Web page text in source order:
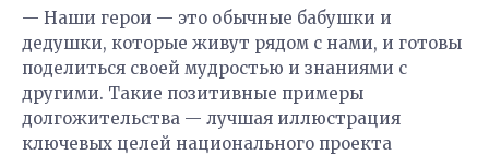
— Наши герои — это обычные бабушки и
дедушки, которые живут рядом с нами, и готовы
поделиться своей мудростью и знаниями с
другими. Такие позитивные примеры
долгожительства — лучшая иллюстрация
ключевых целей национального проекта